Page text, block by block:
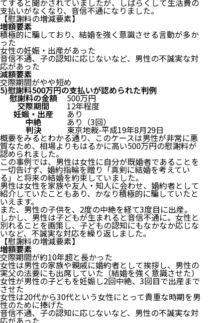
支払いがなくなり、音信不通になりました。
【慰謝料の増減要素】
増額要素
積極的に騙しており、結婚を強く意識させる言動が多か
った
女性の妊娠・出産があった
音信不通、子の認知に応じないなど、男性の不誠実な対
応があった
減額要素
交際期間がやや短め
5)慰謝料500万円の支払いが認められた判例
慰謝料の金額 500万円
交際期間 12年程度
妊娠・出産 あり
中絶 あり（3回）
判決 東京地裁-平成19年8月29日
概要をみるとわかる通り、このケースは男性が非常に悪
質なため、相場よりもはるかに高い500万円の慰謝料が
認められました。
この事例では、男性は女性に自分が既婚者であることを
一切告げず、婚約指輪を贈り「真剣に結婚を考えてい
る」と将来の結婚を約束していました。
男性は女性を家族や友人・知人に会わせ、婚約者として
紹介していたこともあり、かなり積極的に騙していたと
いえます。
また、男性の子供を、2度の中絶を経て3度目に出産。
しかし、男性は子どもが生まれると音信不通に。女性と
別れることを画策し、子どもの認知にもなかなか応じな
いなど、不誠実な対応を繰り返しました。
【慰謝料の増減要素】
増額要素
交際期間が約10年超と長かった
女性は男性の家族や親戚に婚約者として挨拶し、男性の
実父の法要にも出席していた（結婚を強く意識させた）
女性が男性の子どもを妊娠し2回中絶、3回目で出産まで
させた
女性は20代から30代という女性にとって貴重な時期を男
性のために捧げた
音信不通、子の認知に応じないなど、男性の不誠実な対
応があった